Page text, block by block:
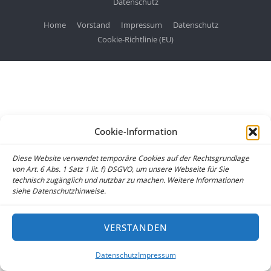
Cookie-Information
Diese Website verwendet temporäre Cookies auf der Rechtsgrundlage
von Art. 6 Abs. 1 Satz 1 lit. f) DSGVO, um unsere Webseite für Sie
technisch zugänglich und nutzbar zu machen. Weitere Informationen
siehe Datenschutzhinweise.
VERSTANDEN
DatenschutzImpressum
Home Vorstand Impressum
Datenschutz
Cookie-Richtlinie (EU)